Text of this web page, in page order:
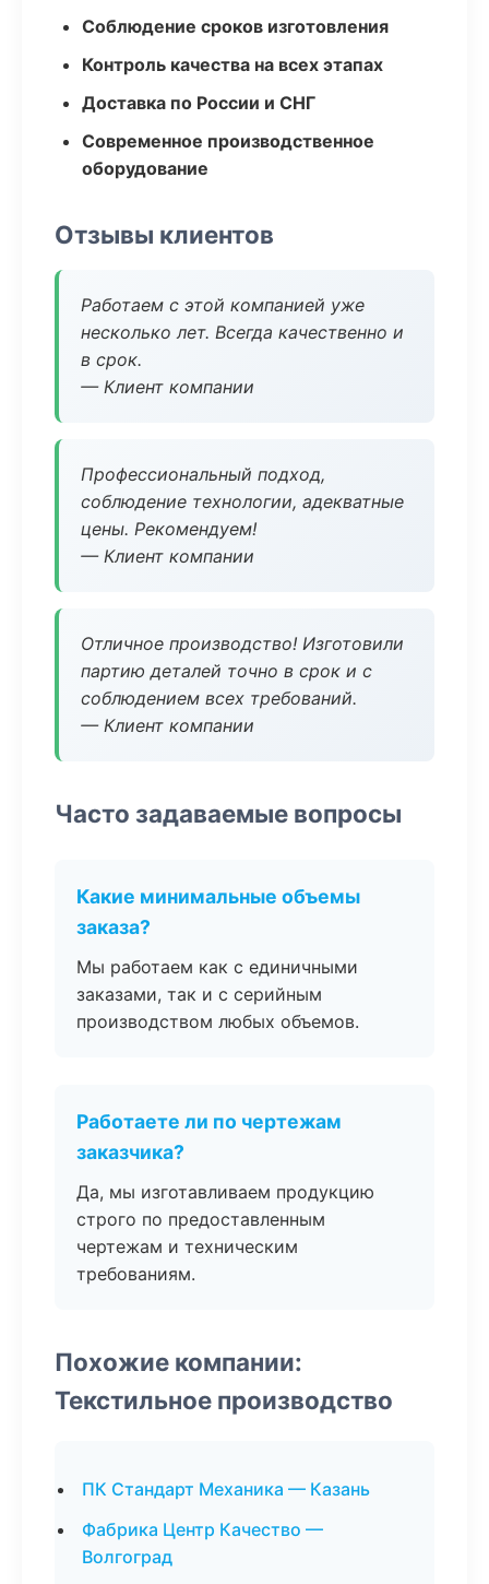
Соблюдение сроков изготовления
Контроль качества на всех этапах
Доставка по России и СНГ
Современное производственное
оборудование
Отзывы клиентов
Работаем с этой компанией уже
несколько лет. Всегда качественно и
в срок.
— Клиент компании
Профессиональный подход,
соблюдение технологии, адекватные
цены. Рекомендуем!
— Клиент компании
Отличное производство! Изготовили
партию деталей точно в срок и с
соблюдением всех требований.
— Клиент компании
Часто задаваемые вопросы
Какие минимальные объемы
заказа?
Мы работаем как с единичными
заказами, так и с серийным
производством любых объемов.
Работаете ли по чертежам
заказчика?
Да, мы изготавливаем продукцию
строго по предоставленным
чертежам и техническим
требованиям.
Похожие компании:
Текстильное производство
ПК Стандарт Механика — Казань
Фабрика Центр Качество —
Волгоград